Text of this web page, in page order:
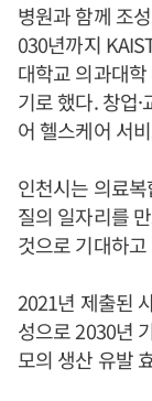
병원과 함께 조
030년까지
대학교 의과대
기로 했다. 창업·
어 헬스케어 서
인천시는 의료
질의 일자리를
것으로 기대하고
2021년 제출된
성으로 2030년
모의 생산 유발